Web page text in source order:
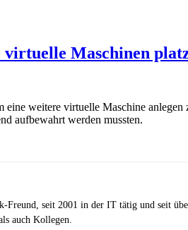
Maschinen
eine weitere virtuelle Maschine
aufbewahrt werden mussten.
seit 2001 in der IT tätig und seit
auch Kollegen.